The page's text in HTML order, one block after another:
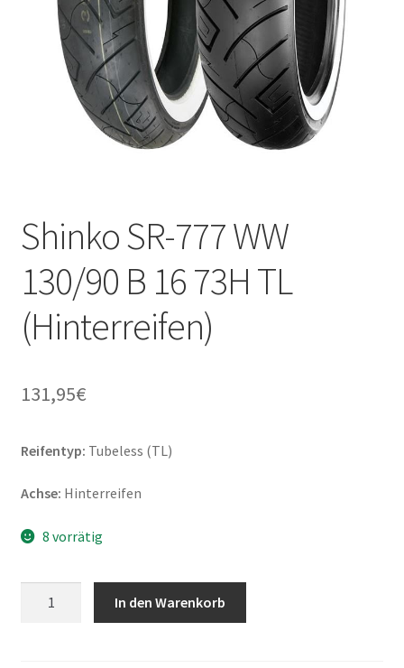
Shinko SR-777 WW
130/90 B 16 73H TL
(Hinterreifen)
131,95€
Reifentyp: Tubeless (TL)
Achse: Hinterreifen
8 vorrätig
In den Warenkorb